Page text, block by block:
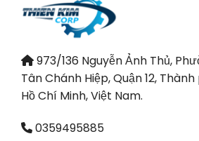
973/136 Nguyễn Ảnh Thủ,
Tân Chánh Hiệp, Quận 12,
Hồ Chí Minh, Việt Nam.
0359495885